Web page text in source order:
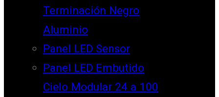
Terminación Negro
Aluminio
Panel LED Sensor
Panel LED Embutido
Cielo Modular 24 a 100